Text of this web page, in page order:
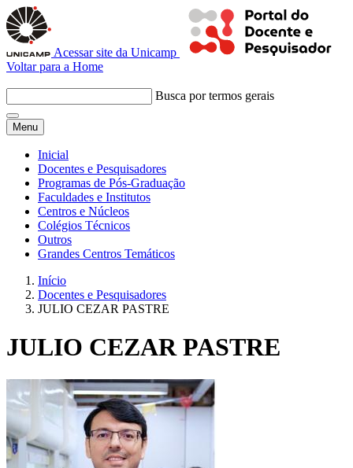
Acessar site da Unicamp
Voltar para a Home
Busca por termos gerais
Menu
Inicial
Docentes e Pesquisadores
Programas de Pós-Graduação
Faculdades e Institutos
Centros e Núcleos
Colégios Técnicos
Outros
Grandes Centros Temáticos
Início
Docentes e Pesquisadores
JULIO CEZAR PASTRE
JULIO CEZAR PASTRE